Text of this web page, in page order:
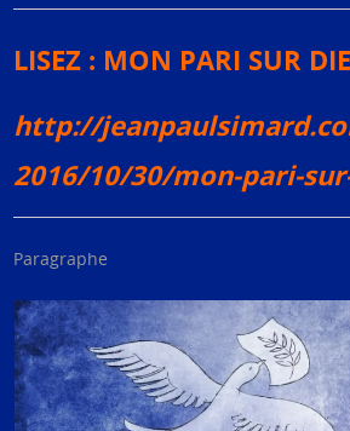
LISEZ : MON PARI SUR
http://
2016/10/30/mon-pari-
Paragraphe